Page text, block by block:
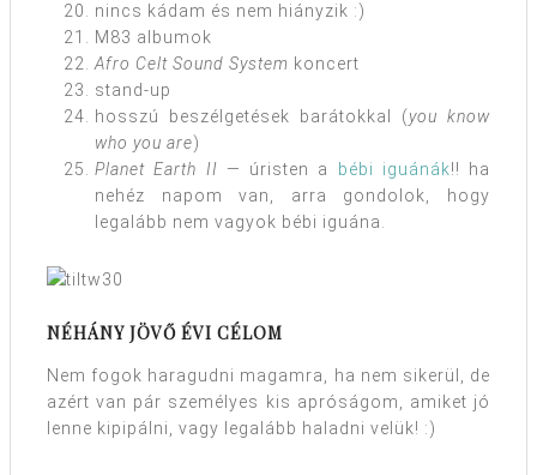
nincs kádam és nem hiányzik :)
M83 albumok
Afro Celt Sound System koncert
stand-up
hosszú beszélgetések barátokkal (you know
who you are)
Planet Earth II — úristen a bébi iguánák!! ha
nehéz napom van, arra gondolok, hogy
legalább nem vagyok bébi iguána.
NÉHÁNY JÖVŐ ÉVI CÉLOM
Nem fogok haragudni magamra, ha nem sikerül, de
azért van pár személyes kis apróságom, amiket jó
lenne kipipálni, vagy legalább haladni velük! :)